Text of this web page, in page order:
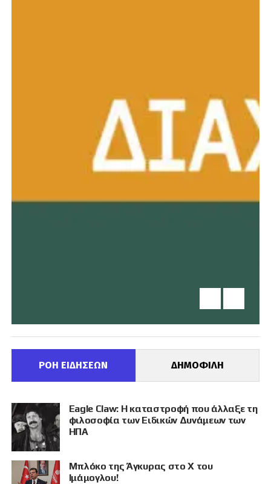
ΡΟΗ ΕΙΔΗΣΕΩΝ ΔΗΜΟΦΙΛΗ
Eagle Claw: Η καταστροφή που άλλαξε τη
φιλοσοφία των Ειδικών Δυνάμεων των
ΗΠΑ
Μπλόκο της Άγκυρας στο X του
Ιμάμογλου!